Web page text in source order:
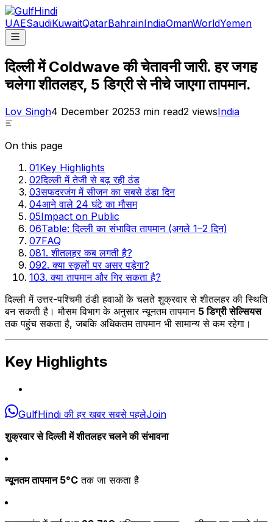
UAESaudiKuwaitQatarBahrainIndiaOmanWorldYemen
दिल्ली में Coldwave की चेतावनी जारी. हर जगह
चलेगा शीतलहर, 5 डिग्री से नीचे जाएगा तापमान.
Lov Singh4 December 20253 min read2 viewsIndia
On this page
01Key Highlights
02दिल्ली में तेजी से बढ़ रही ठंड
03सफदरजंग में सीजन का सबसे ठंडा दिन
04आने वाले 24 घंटे का मौसम
05Impact on Public
06Table: दिल्ली का संभावित तापमान (अगले 1–2 दिन)
07FAQ
081. शीतलहर कब लगती है?
092. क्या स्कूलों पर असर पड़ेगा?
103. क्या तापमान और गिर सकता है?
दिल्ली में उत्तर-पश्चिमी ठंडी हवाओं के चलते शुक्रवार से शीतलहर की स्थिति
बन सकती है। मौसम विभाग के अनुसार न्यूनतम तापमान 5 डिग्री सेल्सियस
तक पहुंच सकता है, जबकि अधिकतम तापमान भी सामान्य से कम रहेगा।
Key Highlights
GulfHindi की हर खबर सबसे पहलेJoin
शुक्रवार से दिल्ली में शीतलहर चलने की संभावना
न्यूनतम तापमान 5°C तक जा सकता है